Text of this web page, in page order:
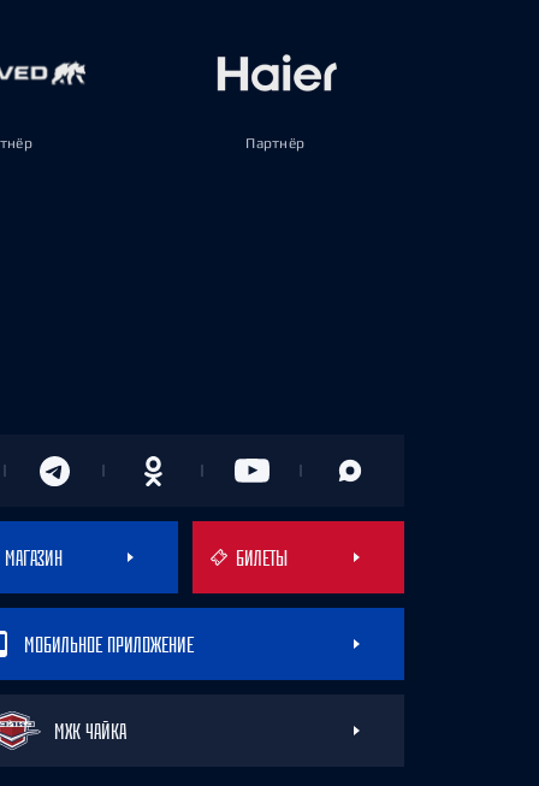
Партнёр
МАГАЗИН БИЛЕТЫ
МОБИЛЬНОЕ ПРИЛОЖЕНИЕ
МХК ЧАЙКА